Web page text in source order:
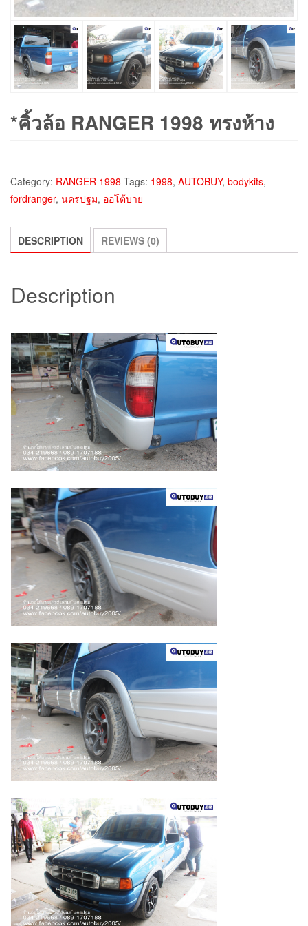
*คิ้วล้อ RANGER 1998 ทรงห้าง
Category: RANGER 1998 Tags: 1998, AUTOBUY, bodykits,
fordranger, นครปฐม, ออโต้บาย
DESCRIPTION REVIEWS (0)
Description